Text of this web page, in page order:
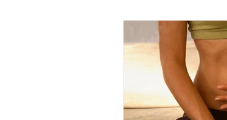
Bioneuroemoción